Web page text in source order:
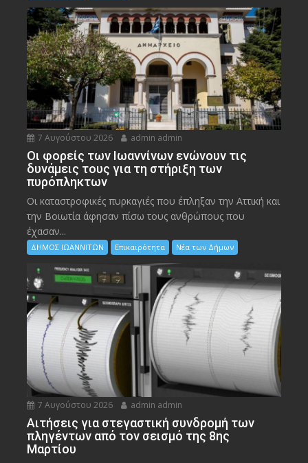
7 Αυγούστου 2026 admin admin
Οι φορείς των Ιωαννίνων ενώνουν τις
δυνάμεις τους για τη στήριξη των
πυρόπληκτων
Οι καταστροφικές πυρκαγιές που έπληξαν την Αττική και
την Bοιωτία άφησαν πίσω τους ανθρώπους που
έχασαν...
ΔΗΜΟΣ ΙΩΑΝΝΙΤΩΝ Επικαιρότητα Νέα των Δήμων
7 Αυγούστου 2026 admin admin
Αιτήσεις για στεγαστική συνδρομή των
πληγέντων από τον σεισμό της 8ης
Μαρτίου